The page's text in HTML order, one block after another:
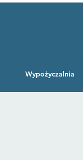
Wypożyczalnia